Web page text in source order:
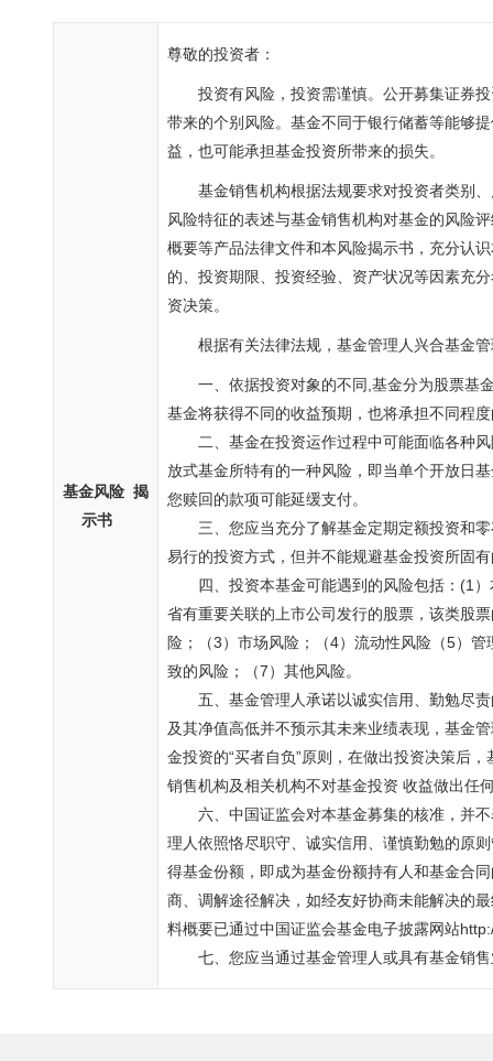
基金风险 揭
示书
尊敬的投资者：
投资有风险，投资需谨慎。公开募集证券
带来的个别风险。基金不同于银行储蓄等能够
益，也可能承担基金投资所带来的损失。
基金销售机构根据法规要求对投资者类别
风险特征的表述与基金销售机构对基金的风险
概要等产品法律文件和本风险揭示书，充分认
的、投资期限、投资经验、资产状况等因素充
资决策。
根据有关法律法规，基金管理人兴合基金
一、依据投资对象的不同,基金分为股票基
基金将获得不同的收益预期，也将承担不同程
二、基金在投资运作过程中可能面临各种
放式基金所特有的一种风险，即当单个开放日
您赎回的款项可能延缓支付。
三、您应当充分了解基金定期定额投资和
易行的投资方式，但并不能规避基金投资所固
四、投资本基金可能遇到的风险包括：(1
省有重要关联的上市公司发行的股票，该类股
险；（3）市场风险；（4）流动性风险（5）
致的风险；（7）其他风险。
五、基金管理人承诺以诚实信用、勤勉尽
及其净值高低并不预示其未来业绩表现，基金
金投资的“买者自负”原则，在做出投资决策后
销售机构及相关机构不对基金投资 收益做出任
六、中国证监会对本基金募集的核准，并
理人依照恪尽职守、诚实信用、谨慎勤勉的原
得基金份额，即成为基金份额持有人和基金合
商、调解途径解决，如经友好协商未能解决的
料概要已通过中国证监会基金电子披露网站
七、您应当通过基金管理人或具有基金销